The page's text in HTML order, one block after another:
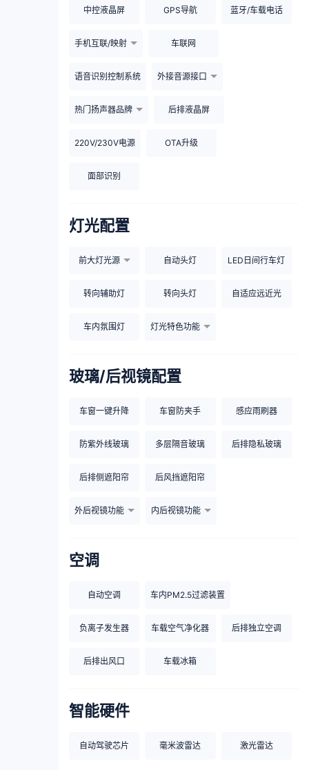
中控液晶屏 GPS导航 蓝牙/车载电话
手机互联/映射 车联网
语音识别控制系统 外接音源接口
热门扬声器品牌 后排液晶屏
220V/230V电源 OTA升级
面部识别
灯光配置
前大灯光源 自动头灯 LED日间行车灯
转向辅助灯 转向头灯 自适应远近光
车内氛围灯 灯光特色功能
玻璃/后视镜配置
车窗一键升降 车窗防夹手 感应雨刷器
防紫外线玻璃 多层隔音玻璃 后排隐私玻璃
后排侧遮阳帘 后风挡遮阳帘
外后视镜功能 内后视镜功能
空调
自动空调 车内PM2.5过滤装置
负离子发生器 车载空气净化器 后排独立空调
后排出风口 车载冰箱
智能硬件
自动驾驶芯片 毫米波雷达 激光雷达